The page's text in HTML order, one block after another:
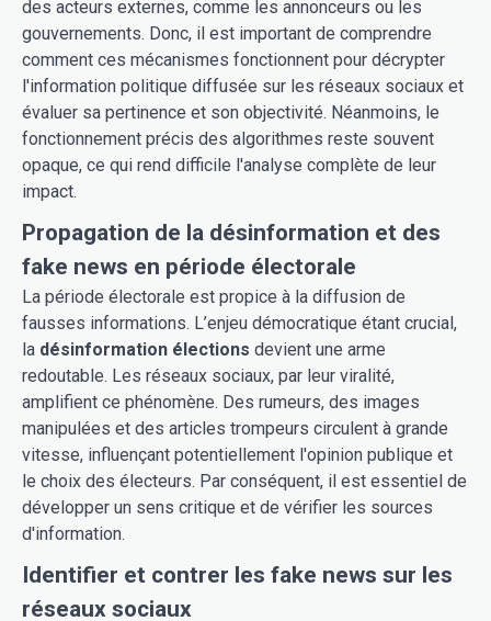
des acteurs externes, comme les annonceurs ou les
gouvernements. Donc, il est important de comprendre
comment ces mécanismes fonctionnent pour décrypter
l'information politique diffusée sur les réseaux sociaux et
évaluer sa pertinence et son objectivité. Néanmoins, le
fonctionnement précis des algorithmes reste souvent
opaque, ce qui rend difficile l'analyse complète de leur
impact.
Propagation de la désinformation et des
fake news en période électorale
La période électorale est propice à la diffusion de
fausses informations. L’enjeu démocratique étant crucial,
la désinformation élections devient une arme
redoutable. Les réseaux sociaux, par leur viralité,
amplifient ce phénomène. Des rumeurs, des images
manipulées et des articles trompeurs circulent à grande
vitesse, influençant potentiellement l'opinion publique et
le choix des électeurs. Par conséquent, il est essentiel de
développer un sens critique et de vérifier les sources
d'information.
Identifier et contrer les fake news sur les
réseaux sociaux